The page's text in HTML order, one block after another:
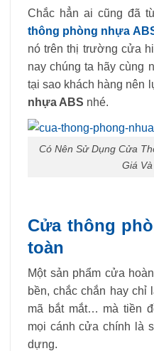
Chắc hẳn ai cũng đã
thông phòng nhựa
nó trên thị trường cửa
nay chúng ta hãy cùng
tại sao khách hàng nên
nhựa ABS nhé.
Có Nên Sử Dụng Cửa
Giá
Cửa thông
toàn
Một sản phẩm cửa
bền, chắc chắn hay chỉ
mã bắt mắt… mà tiền
mọi cánh cửa chính là
dựng.